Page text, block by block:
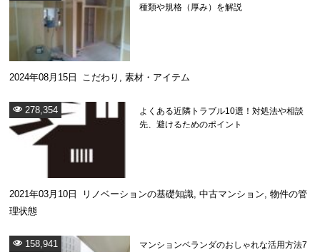
種類や規格（厚み）を解説
2024年08月15日 こだわり 素材・アイテム
よくある近隣トラブル10選！対処法や相談
先、避けるためのポイント
278,354
2021年03月10日 リノベーションの基礎知識, 中古マンション, 物件の管
理状態
マンションベランダのおしゃれな活用方法7
158,941